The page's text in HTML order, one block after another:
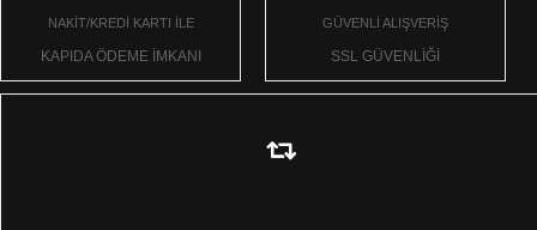
NAKİT/KREDİ KARTI İLE
KAPIDA ÖDEME İMKANI
GÜVENLİ ALIŞVERİŞ
SSL GÜVENLİĞİ